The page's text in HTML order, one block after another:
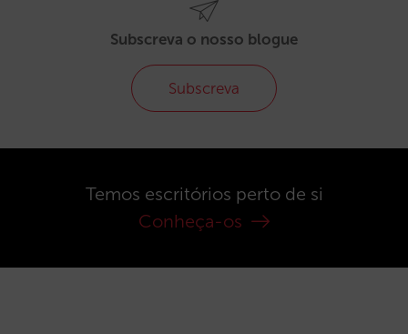
Subscreva o nosso blogue
Subscreva
Temos escritórios perto de si
Conheça-os